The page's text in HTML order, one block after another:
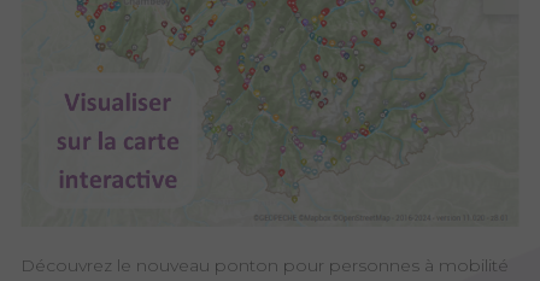
Découvrez le nouveau ponton pour personnes à mobilité